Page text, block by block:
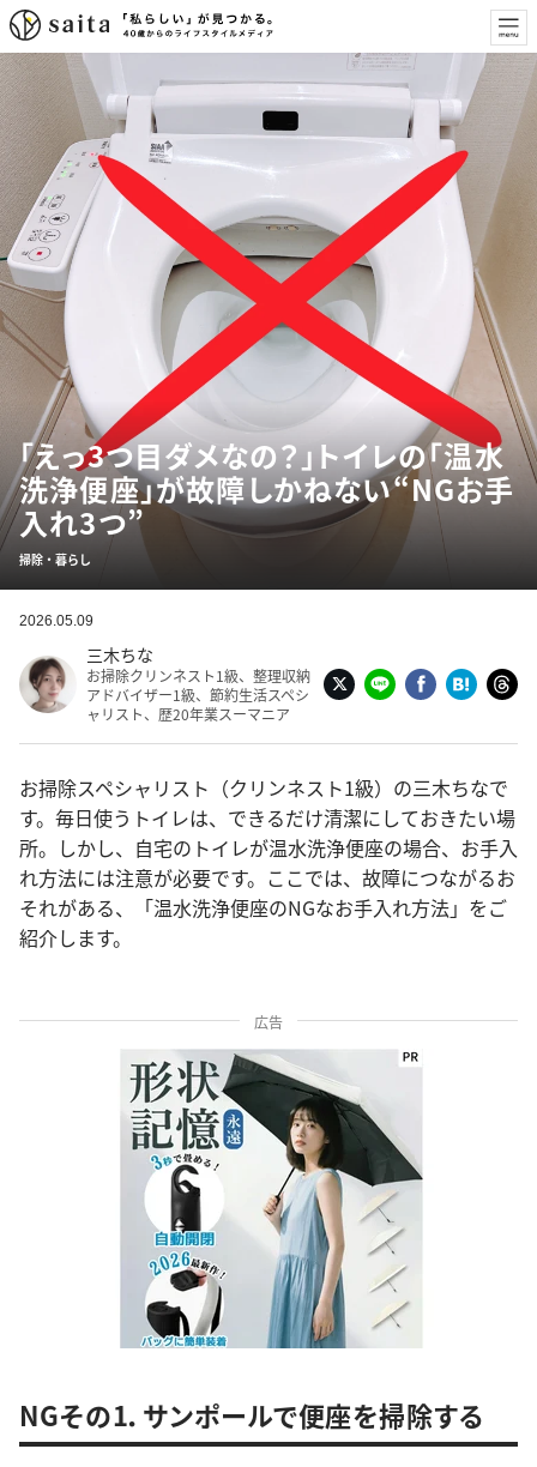
「えっ3つ目ダメなの？」トイレの「温水
洗浄便座」が故障しかねない“NGお手
入れ3つ”
掃除・暮らし
2026.05.09
三木ちな
お掃除クリンネスト1級、整理収納
アドバイザー1級、節約生活スペシ
ャリスト、歴20年業スーマニア
お掃除スペシャリスト（クリンネスト1級）の三木ちなで
す。毎日使うトイレは、できるだけ清潔にしておきたい場
所。しかし、自宅のトイレが温水洗浄便座の場合、お手入
れ方法には注意が必要です。ここでは、故障につながるお
それがある、「温水洗浄便座のNGなお手入れ方法」をご
紹介します。
広告
NGその1．サンポールで便座を掃除する